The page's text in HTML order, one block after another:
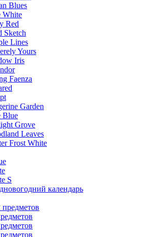
Blues
White
Red
Sketch
Lines
Yours
Iris
Faenza
Garden
Blue
Grove
Leaves
Frost White
S
календарь
предметов